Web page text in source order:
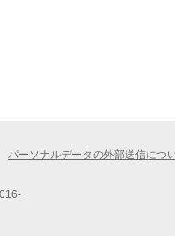
パーソナルデータの外部送信につ